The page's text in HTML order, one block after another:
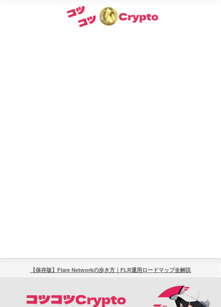
【保存版】Flare Networkの歩き方｜FLR運用ロードマップ全解説